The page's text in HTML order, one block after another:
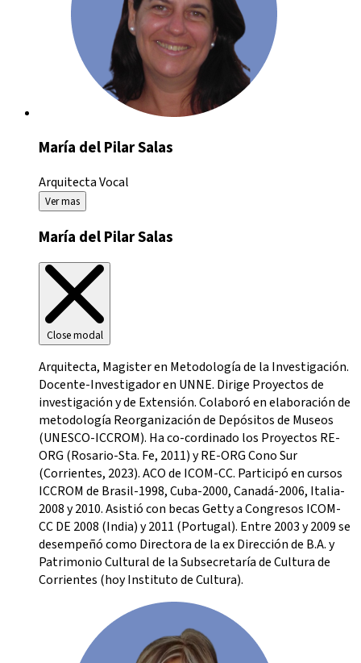
María del Pilar Salas
ArquitectaVocal
Ver mas
María del Pilar Salas
Close modal
Arquitecta, Magister en Metodología de la Investigación.
Docente-Investigador en UNNE. Dirige Proyectos de
investigación y de Extensión. Colaboró en elaboración de
metodología Reorganización de Depósitos de Museos
(UNESCO-ICCROM). Ha co-cordinado los Proyectos RE-
ORG (Rosario-Sta. Fe, 2011) y RE-ORG Cono Sur
(Corrientes, 2023). ACO de ICOM-CC. Participó en cursos
ICCROM de Brasil-1998, Cuba-2000, Canadá-2006, Italia-
2008 y 2010. Asistió con becas Getty a Congresos ICOM-
CC DE 2008 (India) y 2011 (Portugal). Entre 2003 y 2009 se
desempeñó como Directora de la ex Dirección de B.A. y
Patrimonio Cultural de la Subsecretaría de Cultura de
Corrientes (hoy Instituto de Cultura).